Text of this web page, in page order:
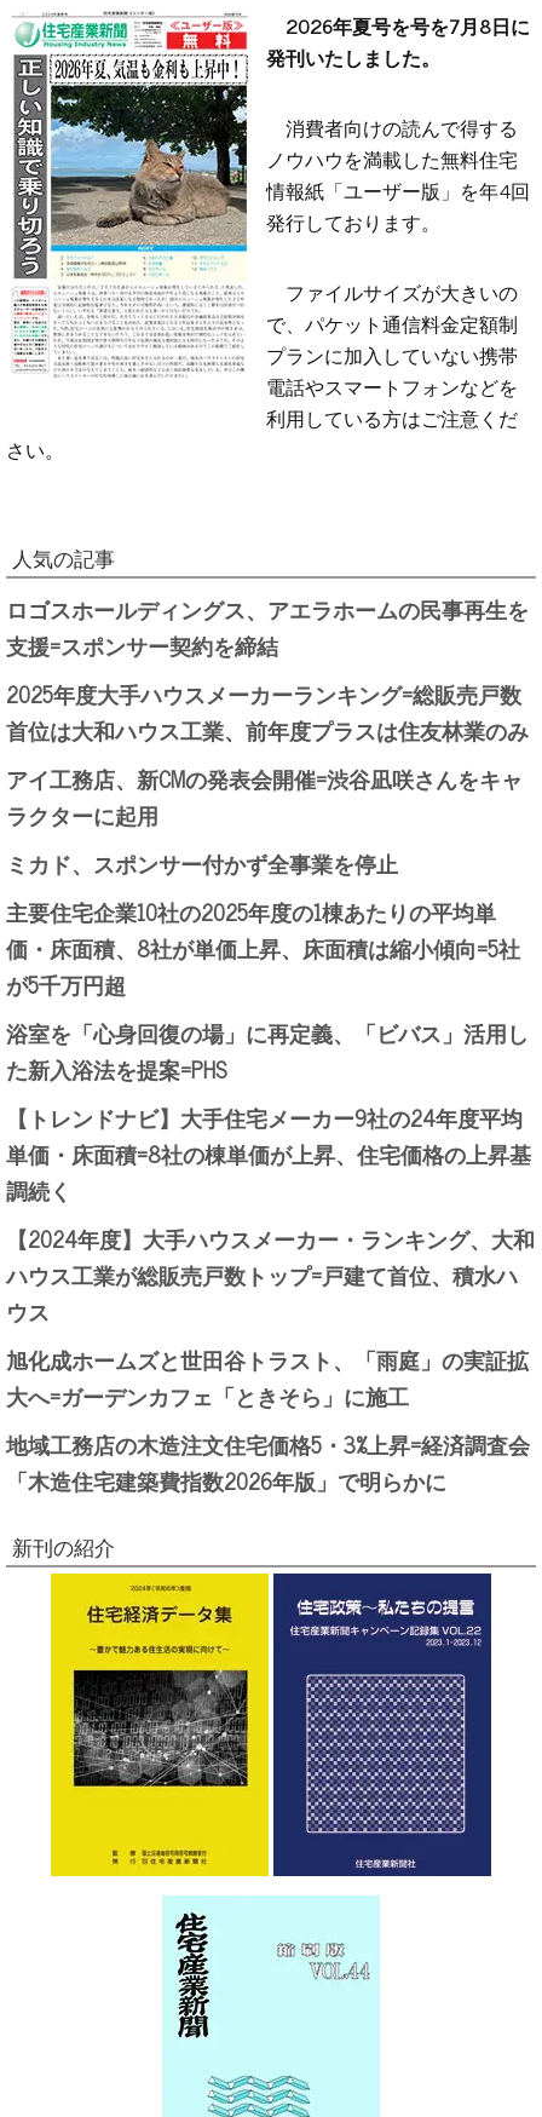
2026年夏号を号を7月8日に
発刊いたしました。
消費者向けの読んで得する
ノウハウを満載した無料住宅
情報紙「ユーザー版」を年4回
発行しております。
ファイルサイズが大きいの
で、パケット通信料金定額制
プランに加入していない携帯
電話やスマートフォンなどを
利用している方はご注意くだ
さい。
人気の記事
ロゴスホールディングス、アエラホームの民事再生を
支援=スポンサー契約を締結
2025年度大手ハウスメーカーランキング=総販売戸数
首位は大和ハウス工業、前年度プラスは住友林業のみ
アイ工務店、新CMの発表会開催=渋谷凪咲さんをキャ
ラクターに起用
ミカド、スポンサー付かず全事業を停止
主要住宅企業10社の2025年度の1棟あたりの平均単
価・床面積、8社が単価上昇、床面積は縮小傾向=5社
が5千万円超
浴室を「心身回復の場」に再定義、「ビバス」活用し
た新入浴法を提案=PHS
【トレンドナビ】大手住宅メーカー9社の24年度平均
単価・床面積=8社の棟単価が上昇、住宅価格の上昇基
調続く
【2024年度】大手ハウスメーカー・ランキング、大和
ハウス工業が総販売戸数トップ=戸建て首位、積水ハ
ウス
旭化成ホームズと世田谷トラスト、「雨庭」の実証拡
大へ=ガーデンカフェ「ときそら」に施工
地域工務店の木造注文住宅価格5・3%上昇=経済調査会
「木造住宅建築費指数2026年版」で明らかに
新刊の紹介